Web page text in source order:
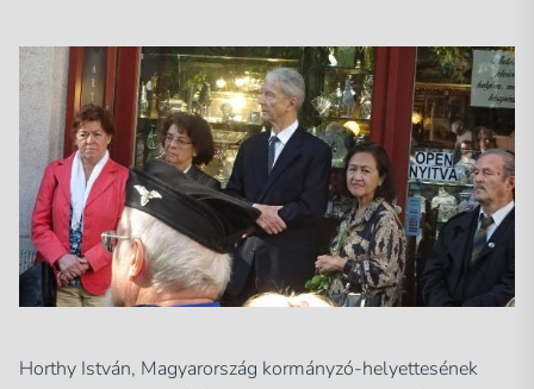
Horthy István, Magyarország kormányzó-helyettesének